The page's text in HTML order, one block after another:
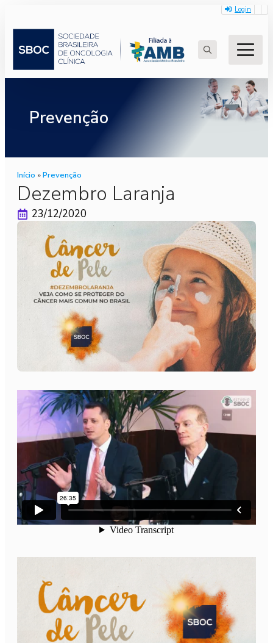
Login
for:
Prevenção
Início »Prevenção
Dezembro Laranja
23/12/2020